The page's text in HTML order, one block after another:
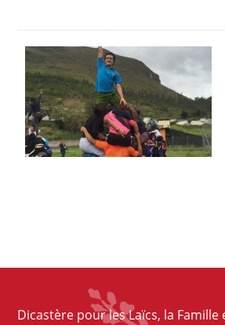
Dicastère pour les Laïcs, la Famille